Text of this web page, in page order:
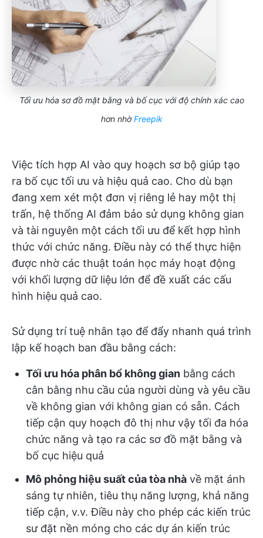
Tối ưu hóa sơ đồ mặt bằng và bố cục với độ chính xác cao
hơn nhờFreepik
Việc tích hợp AI vào quy hoạch sơ bộ giúp tạo
ra bố cục tối ưu và hiệu quả cao. Cho dù bạn
đang xem xét một đơn vị riêng lẻ hay một thị
trấn, hệ thống AI đảm bảo sử dụng không gian
và tài nguyên một cách tối ưu để kết hợp hình
thức với chức năng. Điều này có thể thực hiện
được nhờ các thuật toán học máy hoạt động
với khối lượng dữ liệu lớn để đề xuất các cấu
hình hiệu quả cao.
Sử dụng trí tuệ nhân tạo để đẩy nhanh quá trình
lập kế hoạch ban đầu bằng cách:
Tối ưu hóa phân bổ không gian bằng cách
cân bằng nhu cầu của người dùng và yêu cầu
về không gian với không gian có sẵn. Cách
tiếp cận quy hoạch đô thị như vậy tối đa hóa
chức năng và tạo ra các sơ đồ mặt bằng và
bố cục hiệu quả
Mô phỏng hiệu suất của tòa nhà về mặt ánh
sáng tự nhiên, tiêu thụ năng lượng, khả năng
tiếp cận, v.v. Điều này cho phép các kiến trúc
sư đặt nền móng cho các dự án kiến trúc